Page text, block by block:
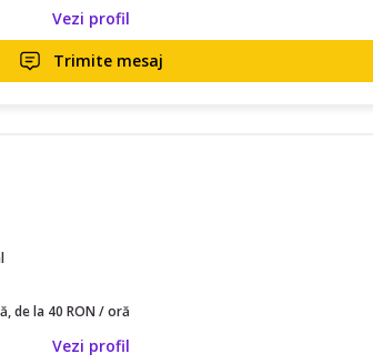
Vezi profil
Trimite mesaj
de la 40 RON / oră
Vezi profil